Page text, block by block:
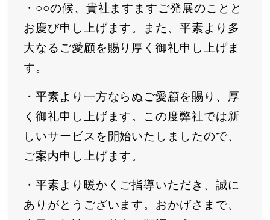
・○○の候、貴社ますますご発展のことと
お慶び申し上げます。また、平素より多
大なるご愛顧を賜り厚く御礼申し上げま
す。
・平素より一方ならぬご愛顧を賜り、厚
く御礼申し上げます。この度弊社では新
しいサービスを開始いたしましたので、
ご案内申し上げます。
・平素より暖かくご指導いただき、誠に
ありがとうございます。おかげさまで、